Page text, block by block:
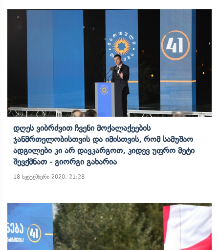
Დღეს Ვიბრძვით Ჩვენი Მოქალაქეების
Ჯანმრთელობისთვის Და Იმისთვის, Რომ Სამუშაო
Ადგილები Კი Არ Დავკარგოთ, Კიდევ Უფრო Მეტი
Შევქმნათ - Გიორგი Გახარია
18 სექტემბერი 2020, 21:28